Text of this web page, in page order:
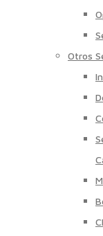
Otros